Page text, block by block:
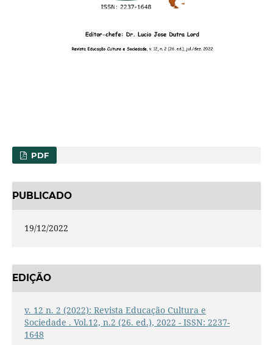
PDF
PUBLICADO
19/12/2022
EDIÇÃO
v. 12 n. 2 (2022): Revista Educação Cultura e
Sociedade . Vol.12, n.2 (26. ed.), 2022 - ISSN: 2237-
1648